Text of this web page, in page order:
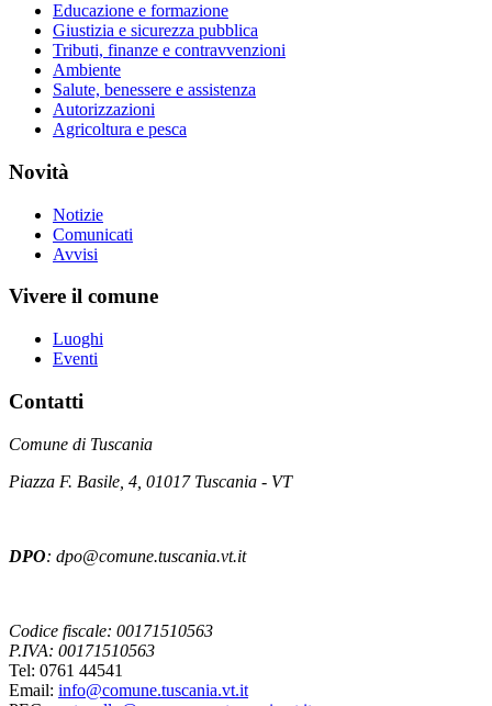
Educazione e formazione
Giustizia e sicurezza pubblica
Tributi, finanze e contravvenzioni
Ambiente
Salute, benessere e assistenza
Autorizzazioni
Agricoltura e pesca
Novità
Notizie
Comunicati
Avvisi
Vivere il comune
Luoghi
Eventi
Contatti
Comune di Tuscania
Piazza F. Basile, 4, 01017 Tuscania - VT
DPO: dpo@comune.tuscania.vt.it
Codice fiscale: 00171510563
P.IVA: 00171510563
Tel: 0761 44541
Email: info@comune.tuscania.vt.it